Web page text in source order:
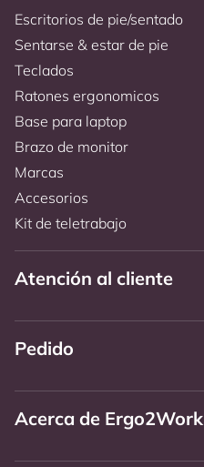
Escritorios de pie/sentado
Sentarse & estar de pie
Teclados
Ratones ergonomicos
Base para laptop
Brazo de monitor
Marcas
Accesorios
Kit de teletrabajo
Atención al cliente
Pedido
Acerca de Ergo2Work